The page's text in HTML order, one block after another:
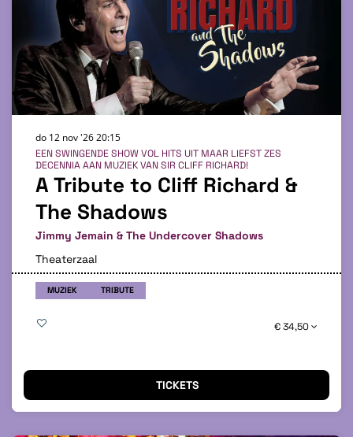
A Tribute to Cliff Richard &
The Shadows
Jimmy Jemain & The Undercover Shadows
EEN SWINGENDE SHOW VOL HITS UIT MAAR LIEFST ZES
DECENNIA AAN MUZIEK VAN SIR CLIFF RICHARD!
do 12 nov '2620:15
Theaterzaal
MUZIEK TRIBUTE
€ 34,50
TICKETS